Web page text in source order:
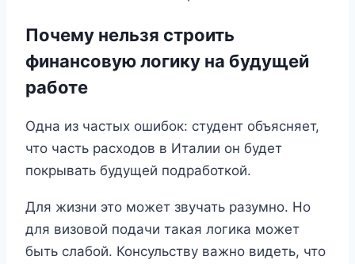
Почему нельзя строить
финансовую логику на будущей
работе
Одна из частых ошибок: студент объясняет,
что часть расходов в Италии он будет
покрывать будущей подработкой.
Для жизни это может звучать разумно. Но
для визовой подачи такая логика может
быть слабой. Консульству важно видеть, что